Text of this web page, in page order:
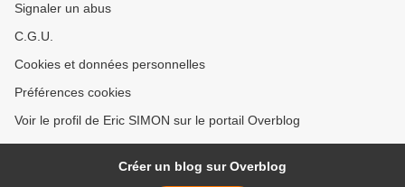
Signaler un abus
C.G.U.
Cookies et données personnelles
Préférences cookies
Voir le profil de Eric SIMON sur le portail Overblog
Créer un blog sur Overblog